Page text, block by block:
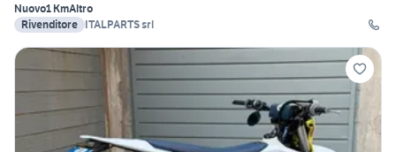
Nuovo1 KmAltro
Rivenditore ITALPARTS srl